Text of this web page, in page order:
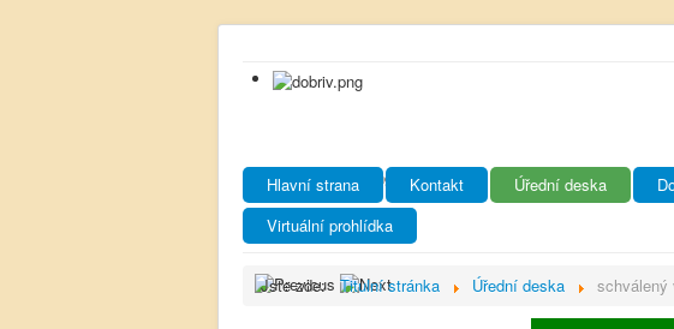
Hlavní strana Kontakt Úřední deska
Virtuální prohlídka
Jste zde: Titulní stránka Úřední deska schválený